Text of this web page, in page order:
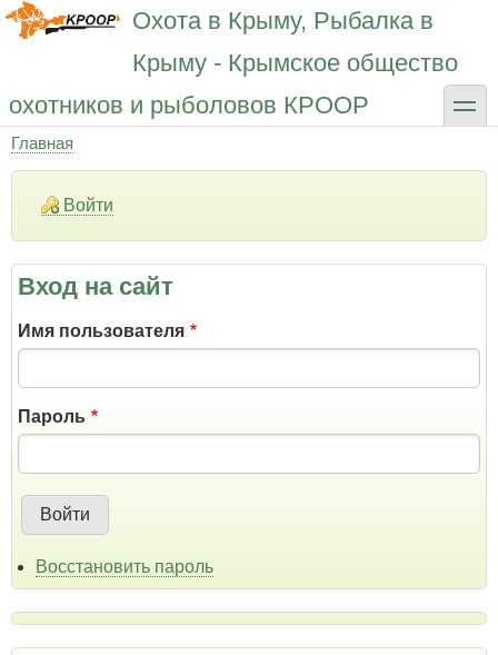
Перейти
Охота в Крыму, Рыбалка в
Крыму - Крымское общество
охотников и рыболовов КРООР
toggle
Строка
навигации
Главная
Войти
Вход на сайт
Имя пользователя
Пароль
Восстановить пароль